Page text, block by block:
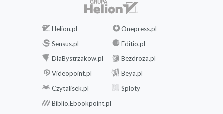
Helion.pl
Onepress.pl
Sensus.pl
Editio.pl
DlaBystrzakow.pl
Bezdroza.pl
Videopoint.pl
Beya.pl
Czytalisek.pl
Sploty
Biblio.Ebookpoint.pl